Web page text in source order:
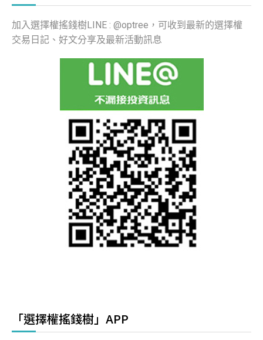
加入選擇權搖錢樹LINE : @optree，可收到最新的選擇權
交易日記、好文分享及最新活動訊息
「選擇權搖錢樹」APP